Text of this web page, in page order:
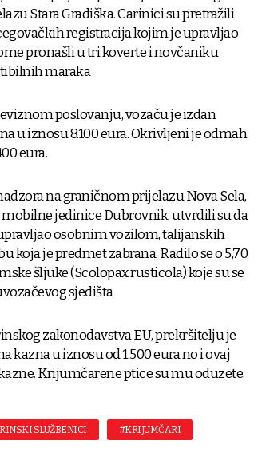
Stara Gradiška. Carinici su pretražili
registracija kojim je upravljao
pronašli u tri koverte i novčaniku
maraka
poslovanju, vozaču je izdan
u iznosu 8.100 eura. Okrivljeni je odmah
eura.
na graničnom prijelazu Nova Sela,
jedinice Dubrovnik, utvrdili su da
osobnim vozilom, talijanskih
koja je predmet zabrana. Radilo se o 5,70
šljuke (Scolopax rusticola) koje su se
sjedišta
zakonodavstva EU, prekršitelju je
kazna u iznosu od 1.500 eura no i ovaj
Krijumčarene ptice su mu oduzete.
SLUŽBENICI #KRIJUMČARI